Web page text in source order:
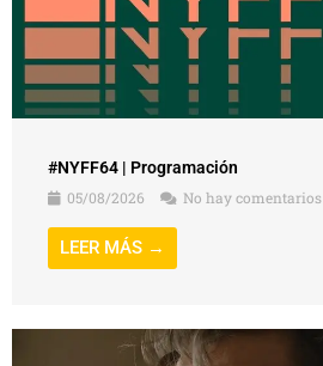
#NYFF64 | Programación
05/08/2026
No hay comentarios
LEER MÁS →